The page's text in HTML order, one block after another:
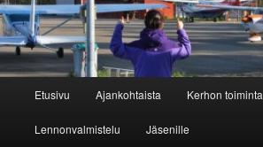
Etusivu Ajankohtaista Kerhon toiminta
Lennonvalmistelu Jäsenille